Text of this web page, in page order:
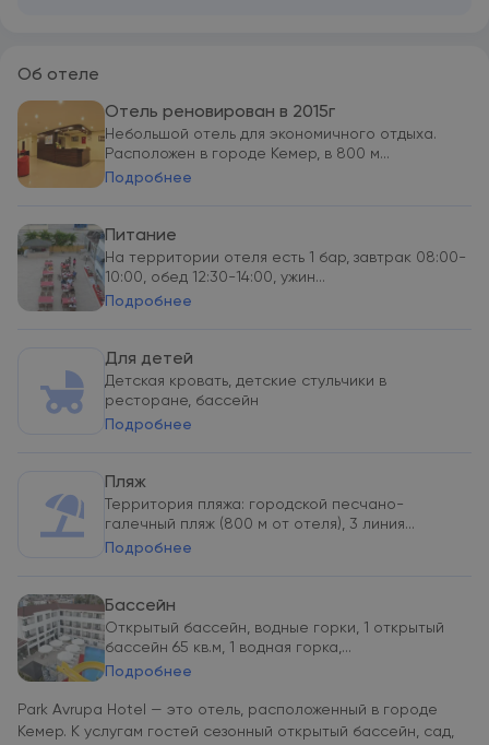
Об отеле
Отель реновирован в 2015г
Небольшой отель для экономичного отдыха.
Расположен в городе Кемер, в 800 м...
Подробнее
Питание
На территории отеля есть 1 бар, завтрак 08:00-
10:00, обед 12:30-14:00, ужин...
Подробнее
Для детей
Детская кровать, детские стульчики в
ресторане, бассейн
Подробнее
Пляж
Территория пляжа: городской песчано-
галечный пляж (800 м от отеля), 3 линия...
Подробнее
Бассейн
Открытый бассейн, водные горки, 1 открытый
бассейн 65 кв.м, 1 водная горка,...
Подробнее
Park Avrupa Hotel — это отель, расположенный в городе
Кемер. К услугам гостей сезонный открытый бассейн, сад,